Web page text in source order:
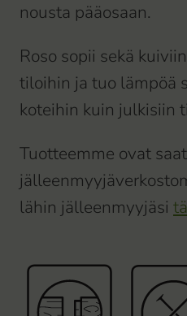
nousta pääosaan.
Roso sopii sekä
tiloihin ja tuo lämpöä
koteihin kuin julkisiin
Tuotteemme ovat
lähin jälleenmyyjäsi